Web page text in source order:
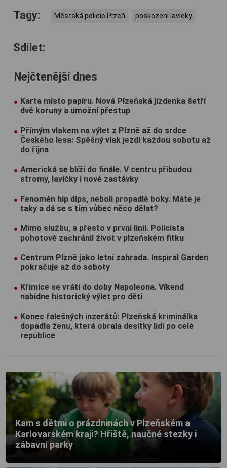
Tagy: Městská policie Plzeň poskozeni lavicky
Sdílet:
Nejčtenější dnes
Karta místo papíru. Nová Plzeňská jízdenka šetří
dvě koruny a umožní přestup
Přímým vlakem na výlet z Plzně až do srdce
Českého lesa: Spěšný vlak jezdí každou sobotu až
do října
Americká se blíží do finále. V centru přibudou
stromy, lavičky i nové zastávky
Fenomén hip dips, neboli propadlé boky. Máte je
taky a dá se s tím vůbec něco dělat?
Mimo službu, a přesto v první linii. Policista
pohotově zachránil život v plzeňském fitku
Centrum Plzně jako letní zahrada. Inspiral Garden
pokračuje až do soboty
Křimice se vrátí do doby Napoleona. Víkend
nabídne historický výlet pro děti
Konec falešných inzerátů: Plzeňská kriminálka
dopadla ženu, která obrala desítky lidí po celé
republice
Kam s dětmi o prázdninách v Plzeňském a
Karlovarském kraji? Hřiště, naučné stezky i
zábavní parky